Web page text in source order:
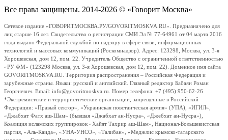
Все права защищены. 2014-2026 © «Говорит Москва»
Сетевое издание «ГОВОРИТМОСКВА.РУ/GOVORITMOSKVA.RU». Предназначено для
лиц старше 16 лет. Свидетельство о регистрации СМИ Эл № 77-64961 от 04 марта 2016
года выдано Федеральной службой по надзору в сфере связи, информационных
технологий и массовых коммуникаций (Роскомнадзор). Адрес: 123298, Москва, ул. 3-я
Хорошевская, дом 12, пом. 22. Учредитель Общество с ограниченной ответственностью
«РУ ФМ» (123298 Москва, ул. 3-я Хорошевская, дом 12, пом. 22). Доменное имя сайта
GOVORITMOSKVA.RU. Территория распространения – Российская Федерация и
зарубежные страны. Языки: русский и английский. Главный редактор Бабаян Роман
Георгиевич. Email: info@govoritmoskva.ru. Номер телефона: +7 (495) 950-62-26
*Экстремистские и террористические организации, запрещенные в Российской
Федерации: «Правый сектор», «Украинская повстанческая армия» (УПА), «ИГИЛ»,
«Джабхат Фатх аш-Шам» (бывшая «Джабхат ан-Нусра», «Джебхат ан-Нусра»),
Коалиция исламских группировок «Хайят Тахрир аш-Шам», Национал-Большевистская
партия, «Аль-Каида», «УНА-УНСО», «Талибан», «Меджлис крымско-татарского